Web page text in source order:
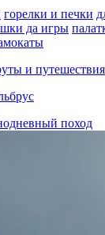
горелки и печки
да игры
и путешествия
поход